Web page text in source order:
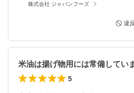
株式会社 ジャパンフーズ
違
5